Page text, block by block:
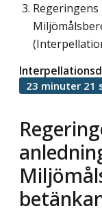
23 minuter 21